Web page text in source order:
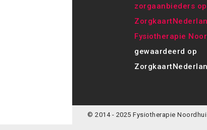
Fysiotherapie
gewaardeerd op
© 2014 - 2025 Fysiotherapie